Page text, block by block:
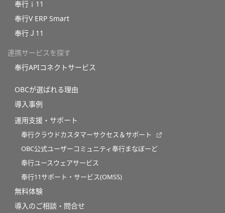
奉行ｉ11
奉行V ERP Smart
奉行Ｊ11
連携サービスを探す
奉行APIコネクトサービス
OBCが選ばれる理由
導入事例
運用支援・サポート
奉行クラウドカスタマーサクセス＆サポート
OBC公式ユーザーコミュニティ奉行まなぼーど
奉行ユースウェアサービス
奉行11サポート・サービス(OMSS)
無料体験
導入のご相談・問合せ